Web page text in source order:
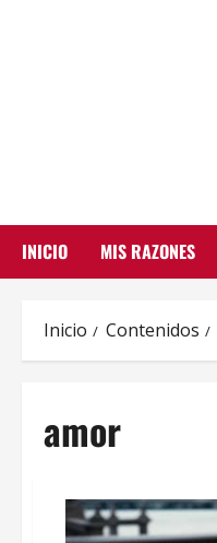
INICIO MIS RAZONES
Inicio Contenidos
amor